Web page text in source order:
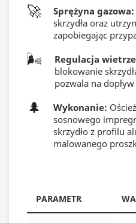
🚀 Sprężyna gazowa:
skrzydła oraz
zapobiegając
🌬️ Regulacja
blokowanie
pozwala na
🌲 Wykonanie:
sosnowego
skrzydło z profilu
malowanego
PARAMETR